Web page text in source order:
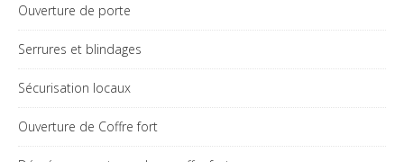
Ouverture de porte
Serrures et blindages
Sécurisation locaux
Ouverture de Coffre fort